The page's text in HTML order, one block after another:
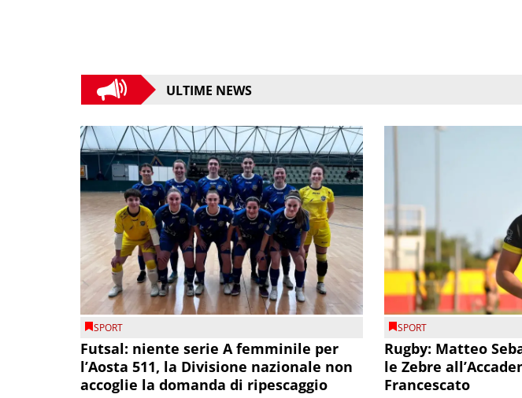
ULTIME NEWS
SPORT
Futsal: niente serie A femminile per
l’Aosta 511, la Divisione nazionale non
accoglie la domanda di ripescaggio
SPORT
Rugby: Matteo
le Zebre
Francescato